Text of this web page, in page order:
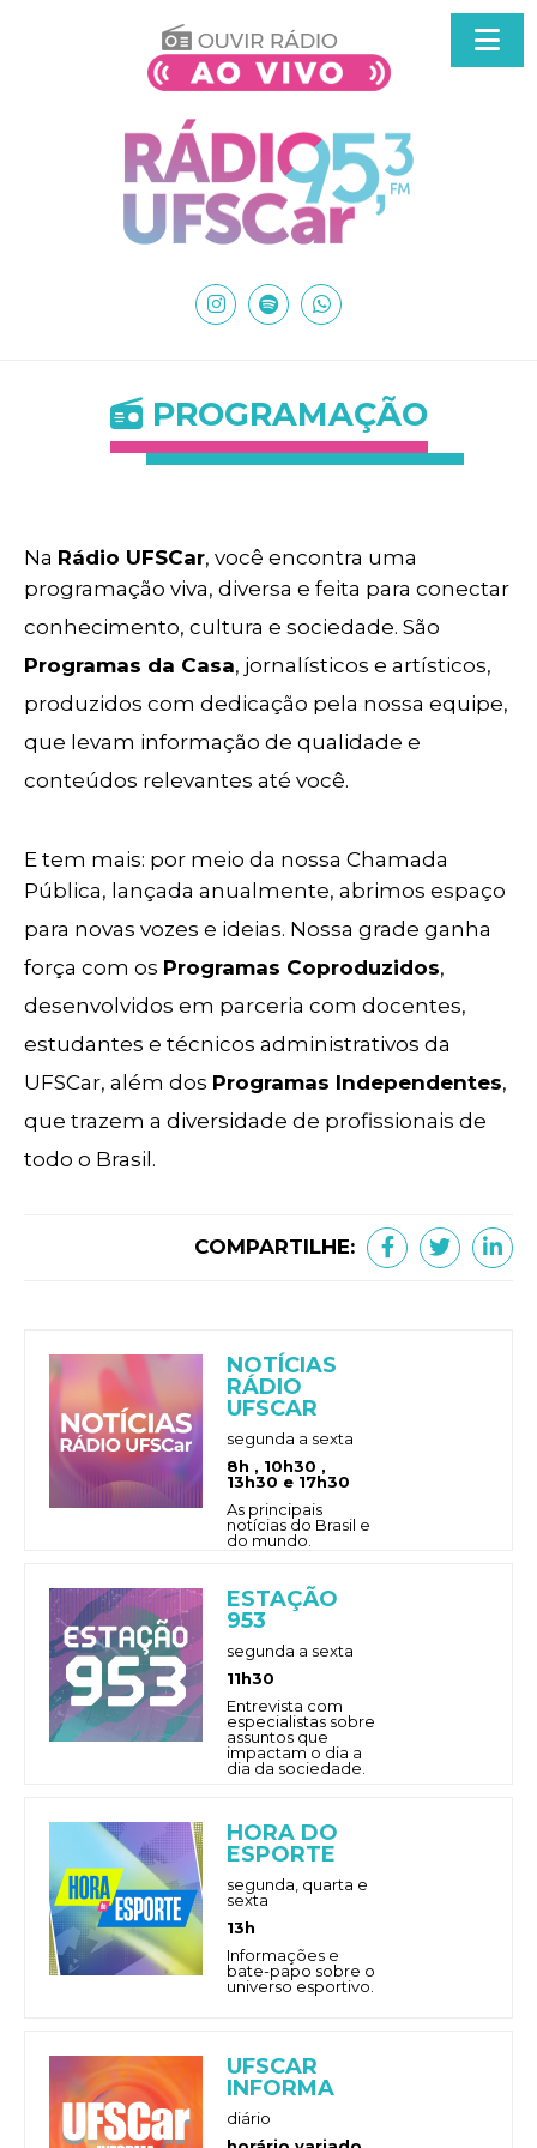
PROGRAMAÇÃO
Na Rádio UFSCar, você encontra uma
programação viva, diversa e feita para conectar
conhecimento, cultura e sociedade. São
Programas da Casa, jornalísticos e artísticos,
produzidos com dedicação pela nossa equipe,
que levam informação de qualidade e
conteúdos relevantes até você.
E tem mais: por meio da nossa Chamada
Pública, lançada anualmente, abrimos espaço
para novas vozes e ideias. Nossa grade ganha
força com os Programas Coproduzidos,
desenvolvidos em parceria com docentes,
estudantes e técnicos administrativos da
UFSCar, além dos Programas Independentes,
que trazem a diversidade de profissionais de
todo o Brasil.
COMPARTILHE:
NOTÍCIAS
RÁDIO
UFSCAR
segunda a sexta
8h , 10h30 ,
13h30 e 17h30
As principais
notícias do Brasil e
do mundo.
ESTAÇÃO
953
segunda a sexta
11h30
Entrevista com
especialistas sobre
assuntos que
impactam o dia a
dia da sociedade.
HORA DO
ESPORTE
segunda, quarta e
sexta
13h
Informações e
bate-papo sobre o
universo esportivo.
UFSCAR
INFORMA
diário